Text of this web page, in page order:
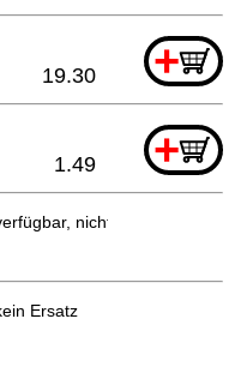
+
19.30
+
1.49
nicht bestellbar
Ersatz